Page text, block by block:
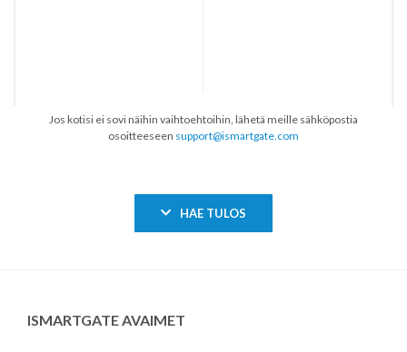
Jos kotisi ei sovi näihin vaihtoehtoihin, lähetä meille sähköpostia
osoitteeseen support@ismartgate.com
HAE TULOS
ISMARTGATE AVAIMET